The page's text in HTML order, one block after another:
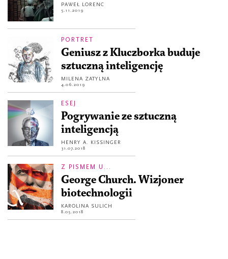
PAWEŁ LORENC
5.11.2019
PORTRET
Geniusz z Kluczborka buduje
sztuczną inteligencję
MILENA ZATYLNA
4.06.2019
ESEJ
Pogrywanie ze sztuczną
inteligencją
HENRY A. KISSINGER
31.07.2018
Z PISMEM U...
George Church. Wizjoner
biotechnologii
KAROLINA SULICH
8.05.2018